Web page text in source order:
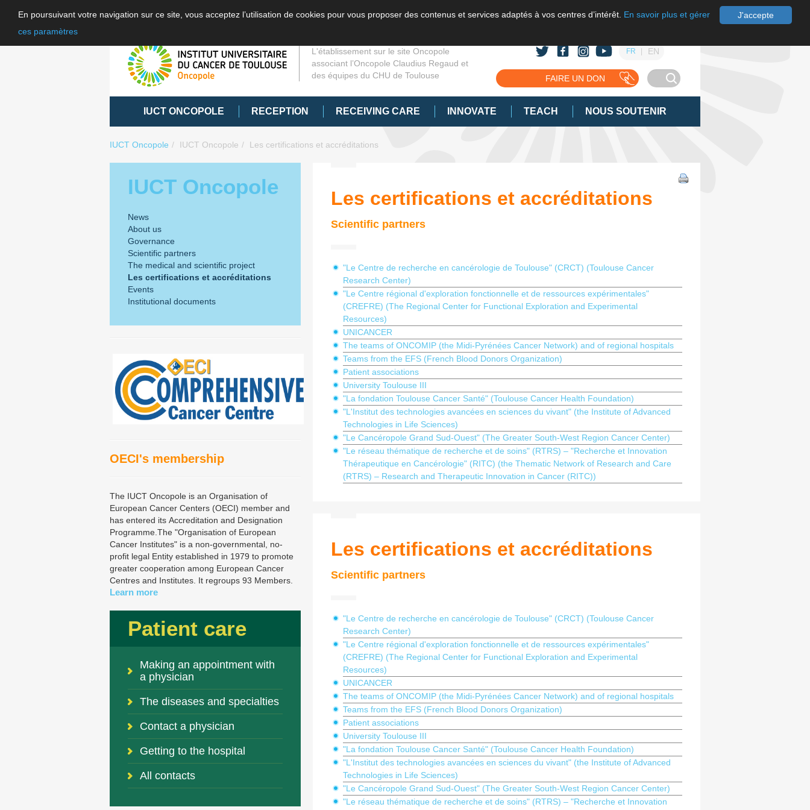
J'accepte
En poursuivant votre navigation sur ce site, vous acceptez l’utilisation de cookies pour vous proposer des contenus et services adaptés à vos centres d’intérêt. En savoir plus et gérer
ces paramètres
L'établissement sur le site Oncopole
associant l’Oncopole Claudius Regaud et
des équipes du CHU de Toulouse
FR EN
FAIRE UN DON
IUCT ONCOPOLE RECEPTION RECEIVING CARE INNOVATE TEACH NOUS SOUTENIR
IUCT Oncopole IUCT Oncopole Les certifications et accréditations
IUCT Oncopole
News
About us
Governance
Scientific partners
The medical and scientific project
Les certifications et accréditations
Events
Institutional documents
OECI's membership
The IUCT Oncopole is an Organisation of
European Cancer Centers (OECI) member and
has entered its Accreditation and Designation
Programme.The "Organisation of European
Cancer Institutes" is a non-governmental, no-
profit legal Entity established in 1979 to promote
greater cooperation among European Cancer
Centres and Institutes. It regroups 93 Members.
Learn more
Patient care
Making an appointment with
a physician
The diseases and specialties
Contact a physician
Getting to the hospital
All contacts
Les certifications et accréditations
Scientific partners
"Le Centre de recherche en cancérologie de Toulouse" (CRCT) (Toulouse Cancer
Research Center)
"Le Centre régional d'exploration fonctionnelle et de ressources expérimentales"
(CREFRE) (The Regional Center for Functional Exploration and Experimental
Resources)
UNICANCER
The teams of ONCOMIP (the Midi-Pyrénées Cancer Network) and of regional hospitals
Teams from the EFS (French Blood Donors Organization)
Patient associations
University Toulouse III
"La fondation Toulouse Cancer Santé" (Toulouse Cancer Health Foundation)
"L'Institut des technologies avancées en sciences du vivant" (the Institute of Advanced
Technologies in Life Sciences)
"Le Cancéropole Grand Sud-Ouest" (The Greater South-West Region Cancer Center)
"Le réseau thématique de recherche et de soins" (RTRS) – "Recherche et Innovation
Thérapeutique en Cancérologie" (RITC) (the Thematic Network of Research and Care
(RTRS) – Research and Therapeutic Innovation in Cancer (RITC))
Les certifications et accréditations
Scientific partners
"Le Centre de recherche en cancérologie de Toulouse" (CRCT) (Toulouse Cancer
Research Center)
"Le Centre régional d'exploration fonctionnelle et de ressources expérimentales"
(CREFRE) (The Regional Center for Functional Exploration and Experimental
Resources)
UNICANCER
The teams of ONCOMIP (the Midi-Pyrénées Cancer Network) and of regional hospitals
Teams from the EFS (French Blood Donors Organization)
Patient associations
University Toulouse III
"La fondation Toulouse Cancer Santé" (Toulouse Cancer Health Foundation)
"L'Institut des technologies avancées en sciences du vivant" (the Institute of Advanced
Technologies in Life Sciences)
"Le Cancéropole Grand Sud-Ouest" (The Greater South-West Region Cancer Center)
"Le réseau thématique de recherche et de soins" (RTRS) – "Recherche et Innovation